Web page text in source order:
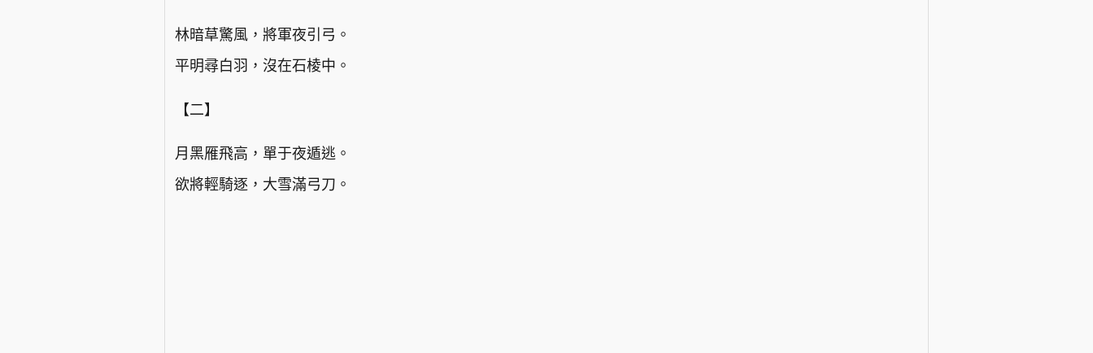
林暗草驚風，將軍夜引弓。
平明尋白羽，沒在石棱中。
【二】
月黑雁飛高，單于夜遁逃。
欲將輕騎逐，大雪滿弓刀。